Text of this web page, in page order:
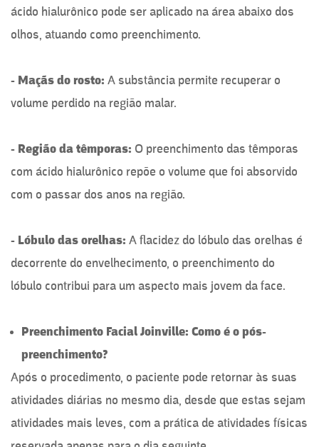
ácido hialurônico pode ser aplicado na área abaixo dos
olhos, atuando como preenchimento.
- Maçãs do rosto: A substância permite recuperar o
volume perdido na região malar.
- Região da têmporas: O preenchimento das têmporas
com ácido hialurônico repõe o volume que foi absorvido
com o passar dos anos na região.
- Lóbulo das orelhas: A flacidez do lóbulo das orelhas é
decorrente do envelhecimento, o preenchimento do
lóbulo contribui para um aspecto mais jovem da face.
Preenchimento Facial Joinville: Como é o pós-
preenchimento?
Após o procedimento, o paciente pode retornar às suas
atividades diárias no mesmo dia, desde que estas sejam
atividades mais leves, com a prática de atividades físicas